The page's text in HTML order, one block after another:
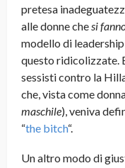
pretesa
alle donne chesi
modello di
questo ridicolizzate.
sessisti contro la
che, vista come
maschile), veniva
“the bitch“.
Un altro modo di